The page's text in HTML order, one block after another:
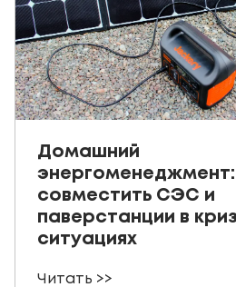
Домашний
энергоменеджмент:
совместить СЭС и
паверстанции в
ситуациях
Читать >>